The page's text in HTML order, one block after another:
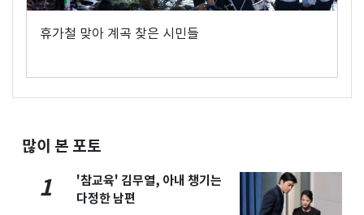
휴가철 맞아 계곡 찾은 시민들
많이 본 포토
1
'참교육' 김무열, 아내 챙기는
다정한 남편